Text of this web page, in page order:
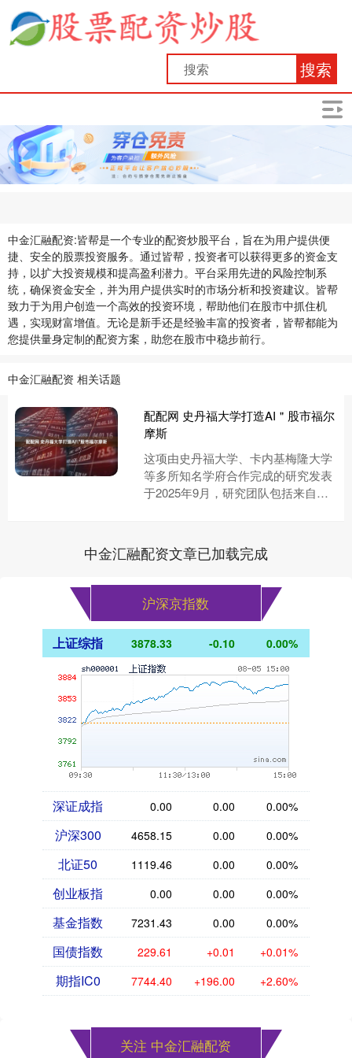
搜索
中金汇融配资:皆帮是一个专业的配资炒股平台，旨在为用户提供便
捷、安全的股票投资服务。通过皆帮，投资者可以获得更多的资金支
持，以扩大投资规模和提高盈利潜力。平台采用先进的风险控制系
统，确保资金安全，并为用户提供实时的市场分析和投资建议。皆帮
致力于为用户创造一个高效的投资环境，帮助他们在股市中抓住机
遇，实现财富增值。无论是新手还是经验丰富的投资者，皆帮都能为
您提供量身定制的配资方案，助您在股市中稳步前行。
中金汇融配资 相关话题
配配网 史丹福大学打造AI＂股市福尔
摩斯
这项由史丹福大学、卡内基梅隆大学
等多所知名学府合作完成的研究发表
于2025年9月，研究团队包括来自史
中金汇融配资文章已加载完成
沪深京指数
上证综指 3878.33 -0.10 0.00%
深证成指 0.00 0.00 0.00%
沪深300 4658.15 0.00 0.00%
北证50 1119.46 0.00 0.00%
创业板指 0.00 0.00 0.00%
基金指数 7231.43 0.00 0.00%
国债指数 229.61 +0.01 +0.01%
期指IC0 7744.40 +196.00 +2.60%
关注 中金汇融配资